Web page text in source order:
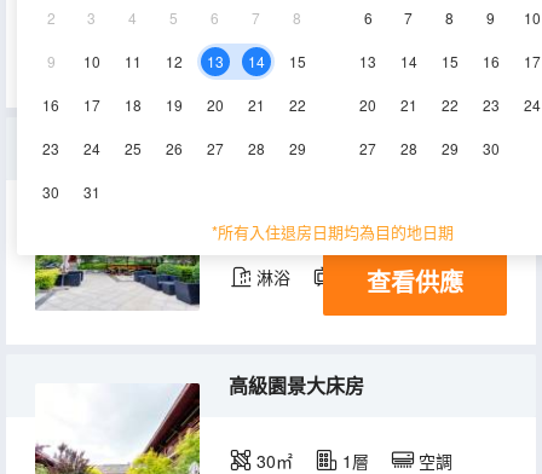
2 3 4 5 6 7 8
9 10 11 12 13 14 15
16 17 18 19 20 21 22
23 24 25 26 27 28 29
30 31
6 7 8 9 10
13 14 15 16 17
20 21 22 23 24
27 28 29 30
*所有入住退房日期均為目的地日期
淋浴
豪華園景大床房
58㎡ 1-3層 空調
淋浴 電視機 冰箱
查看供應
高級園景大床房
30㎡ 1層 空調